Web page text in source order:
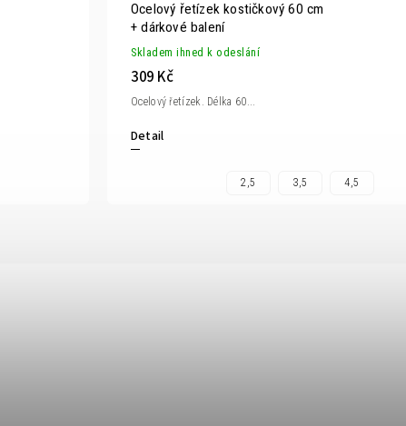
Ocelový řetízek kostičkový 60 cm
+ dárkové balení
Skladem ihned k odeslání
309 Kč
Detail
Ocelový řetízek. Délka 60...
2,5 3,5 4,5